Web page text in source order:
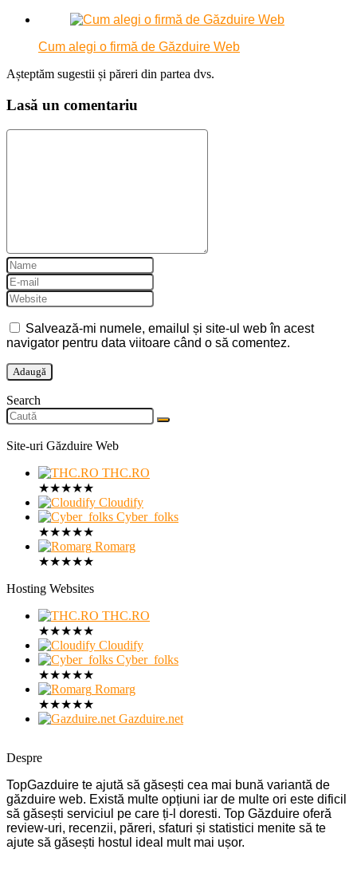
Cum alegi o firmă de Găzduire Web
Așteptăm sugestii și păreri din partea dvs.
Lasă un comentariu
Salvează-mi numele, emailul și site-ul web în acest
navigator pentru data viitoare când o să comentez.
Search
Site-uri Găzduire Web
THC.RO
★★★★★
Cloudify
Cyber_folks
★★★★★
Romarg
★★★★★
Hosting Websites
THC.RO
★★★★★
Cloudify
Cyber_folks
★★★★★
Romarg
★★★★★
Gazduire.net
Despre
TopGazduire te ajută să găsești cea mai bună variantă de
găzduire web. Există multe opțiuni iar de multe ori este dificil
să găsești serviciul pe care ți-l doresti. Top Găzduire oferă
review-uri, recenzii, păreri, sfaturi și statistici menite să te
ajute să găsești hostul ideal mult mai ușor.